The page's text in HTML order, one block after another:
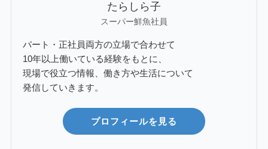
たらしら子
スーパー鮮魚社員
パート・正社員両方の立場で合わせて
10年以上働いている経験をもとに、
現場で役立つ情報、働き方や生活について
発信していきます。
プロフィールを見る